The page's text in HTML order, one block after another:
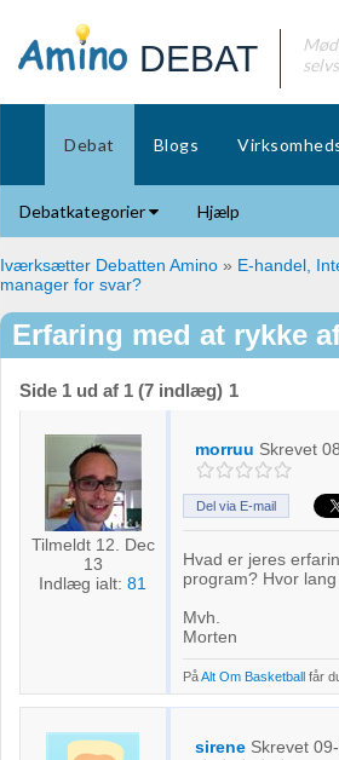
DEBAT
Debat Blogs
Debatkategorier Hjælp
Iværksætter Debatten Amino » E-handel,
manager for svar?
Erfaring med at rykke
Side 1 ud af 1 (7 indlæg) 1
Tilmeldt 12. Dec
13
Indlæg ialt: 81
morruu Skrevet
Del via E-mail
Hvad er jeres
program? Hvor
Mvh.
Morten
PåAlt Om Basketballfår
sirene Skrevet